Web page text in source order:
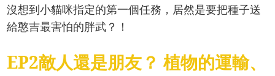
沒想到小貓咪指定的第一個任務，居然是要把種子送
給憨吉最害怕的胖武？！
EP2敵人還是朋友？ 植物的運輸、